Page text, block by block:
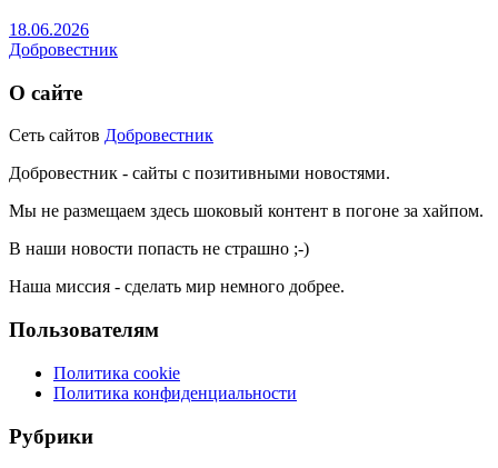
18.06.2026
Добровестник
О сайте
Сеть сайтов Добровестник
Добровестник - сайты с позитивными новостями.
Мы не размещаем здесь шоковый контент в погоне за хайпом.
В наши новости попасть не страшно ;-)
Наша миссия - сделать мир немного добрее.
Пользователям
Политика cookie
Политика конфиденциальности
Рубрики